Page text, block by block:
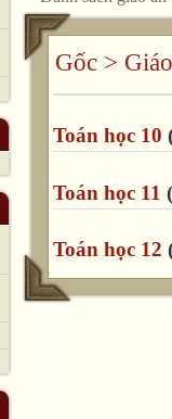
Gốc >
Toán học 10
Toán học 11
Toán học 12